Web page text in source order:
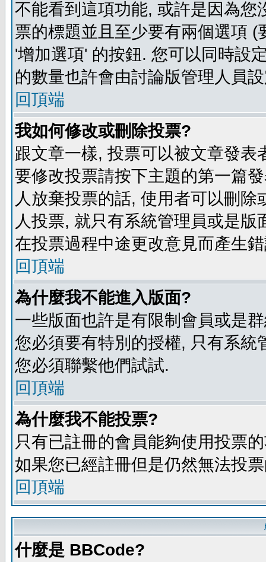
不能看到這項功能, 或許是因為
票的標題並且至少要有兩個選項
'增加選項' 的按鈕. 您可以同時設
的數量也許會由討論版管理人員
回頂端
我如何修改或刪除投票?
跟文章一樣, 投票可以被文章發
要修改投票請按下主題的第一篇
人放棄投票的話, 使用者可以刪
人投票, 就只有系統管理員或是
在投票過程中途更改意見而產生
回頂端
為什麼我不能進入版面?
一些版面也許是有限制會員或是
您必須要有特別的授權, 只有系
您必須聯繫他們試試.
回頂端
為什麼我不能投票?
只有已註冊的會員能夠使用投票
如果您已經註冊但是仍然無法投
回頂端
什麼是 BBCode?